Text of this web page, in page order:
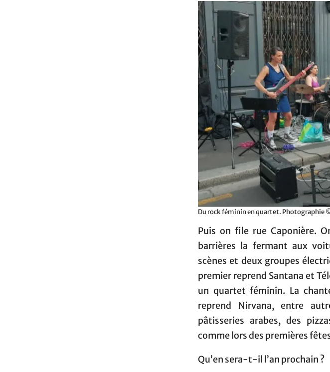
Du rock féminin en quartet. Photographie
Puis on file rue Caponière.
barrières la fermant aux
scènes et deux groupes
premier reprend Santana et
un quartet féminin. La
reprend Nirvana, entre
pâtisseries arabes, des
comme lors des premières
Qu’en sera-t-il l’an prochain ?